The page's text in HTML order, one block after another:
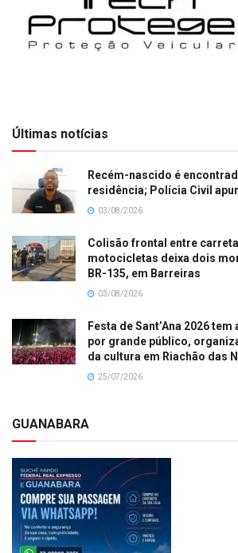
Últimas notícias
Recém-nascido é
residência; Polícia Civil
03/08/2026
Colisão frontal entre
motocicletas deixa dois
BR-135, em Barreiras
03/08/2026
Festa de Sant’Ana 2026
por grande público,
da cultura em Riachão das
25/07/2026
GUANABARA